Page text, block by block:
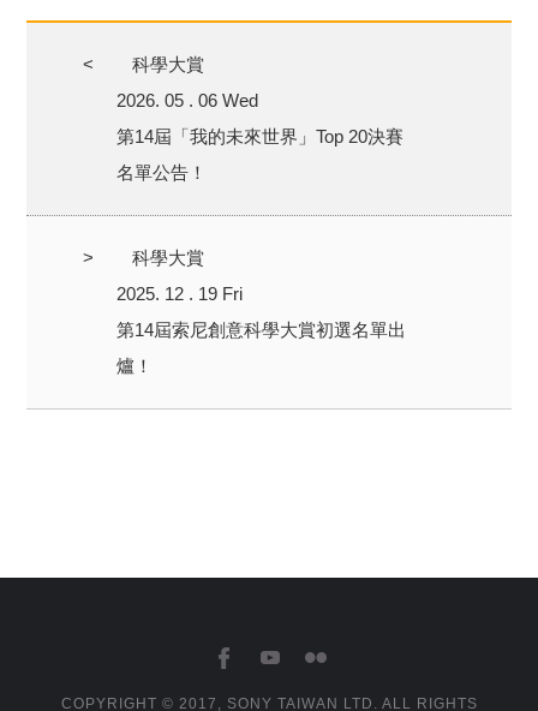
<
科學大賞
2026. 05 . 06 Wed
第14屆「我的未來世界」Top 20決賽
名單公告！
>
科學大賞
2025. 12 . 19 Fri
第14屆索尼創意科學大賞初選名單出
爐！
COPYRIGHT © 2017, SONY TAIWAN LTD. ALL RIGHTS